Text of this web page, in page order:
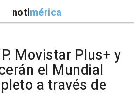
notimérica
Movistar Plus+ y
el Mundial
a través de